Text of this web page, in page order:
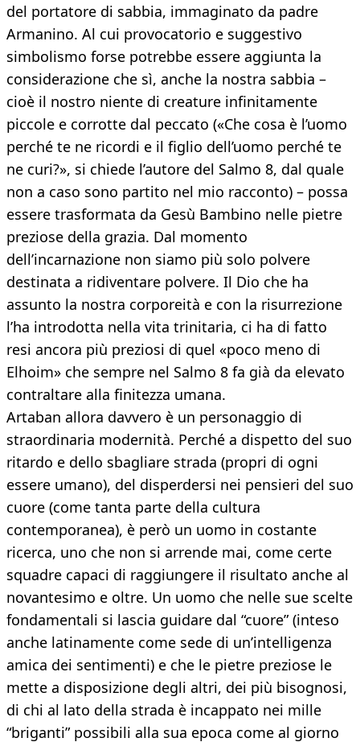
del portatore di sabbia, immaginato da padre
Armanino. Al cui provocatorio e suggestivo
simbolismo forse potrebbe essere aggiunta la
considerazione che sì, anche la nostra sabbia –
cioè il nostro niente di creature infinitamente
piccole e corrotte dal peccato («Che cosa è l’uomo
perché te ne ricordi e il figlio dell’uomo perché te
ne curi?», si chiede l’autore del Salmo 8, dal quale
non a caso sono partito nel mio racconto) – possa
essere trasformata da Gesù Bambino nelle pietre
preziose della grazia. Dal momento
dell’incarnazione non siamo più solo polvere
destinata a ridiventare polvere. Il Dio che ha
assunto la nostra corporeità e con la risurrezione
l’ha introdotta nella vita trinitaria, ci ha di fatto
resi ancora più preziosi di quel «poco meno di
Elhoim» che sempre nel Salmo 8 fa già da elevato
contraltare alla finitezza umana.
Artaban allora davvero è un personaggio di
straordinaria modernità. Perché a dispetto del suo
ritardo e dello sbagliare strada (propri di ogni
essere umano), del disperdersi nei pensieri del suo
cuore (come tanta parte della cultura
contemporanea), è però un uomo in costante
ricerca, uno che non si arrende mai, come certe
squadre capaci di raggiungere il risultato anche al
novantesimo e oltre. Un uomo che nelle sue scelte
fondamentali si lascia guidare dal “cuore” (inteso
anche latinamente come sede di un’intelligenza
amica dei sentimenti) e che le pietre preziose le
mette a disposizione degli altri, dei più bisognosi,
di chi al lato della strada è incappato nei mille
“briganti” possibili alla sua epoca come al giorno